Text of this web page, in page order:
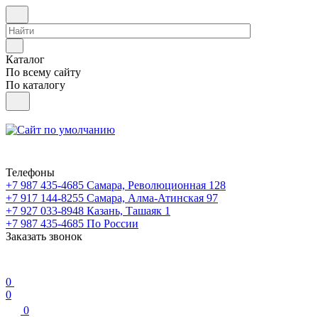
Каталог
По всему сайту
По каталогу
Телефоны
+7 987 435-4685 Самара, Революционная 128
+7 917 144-8255 Самара, Алма-Атинская 97
+7 927 033-8948 Казань, Ташаяк 1
+7 987 435-4685 По России
Заказать звонок
0
0
0